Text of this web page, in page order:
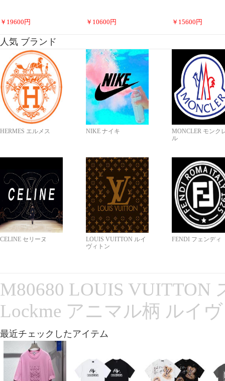
￥ 19600 円 ￥ 10600 円 ￥ 15600 円
人気 ブランド
HERMES エルメス NIKE ナイキ
MONCLER モンク
ル
CELINE セリーヌ
LOUIS VUITTON ルイ
ヴィトン
FENDI フェンディ
M80680 LOUIS VUITTON
Lockme アニマル柄 ルイ
最近チェックしたアイテム